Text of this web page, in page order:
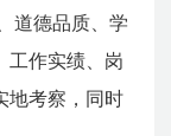
道德品质、学
工作实绩、岗
地考察，同时